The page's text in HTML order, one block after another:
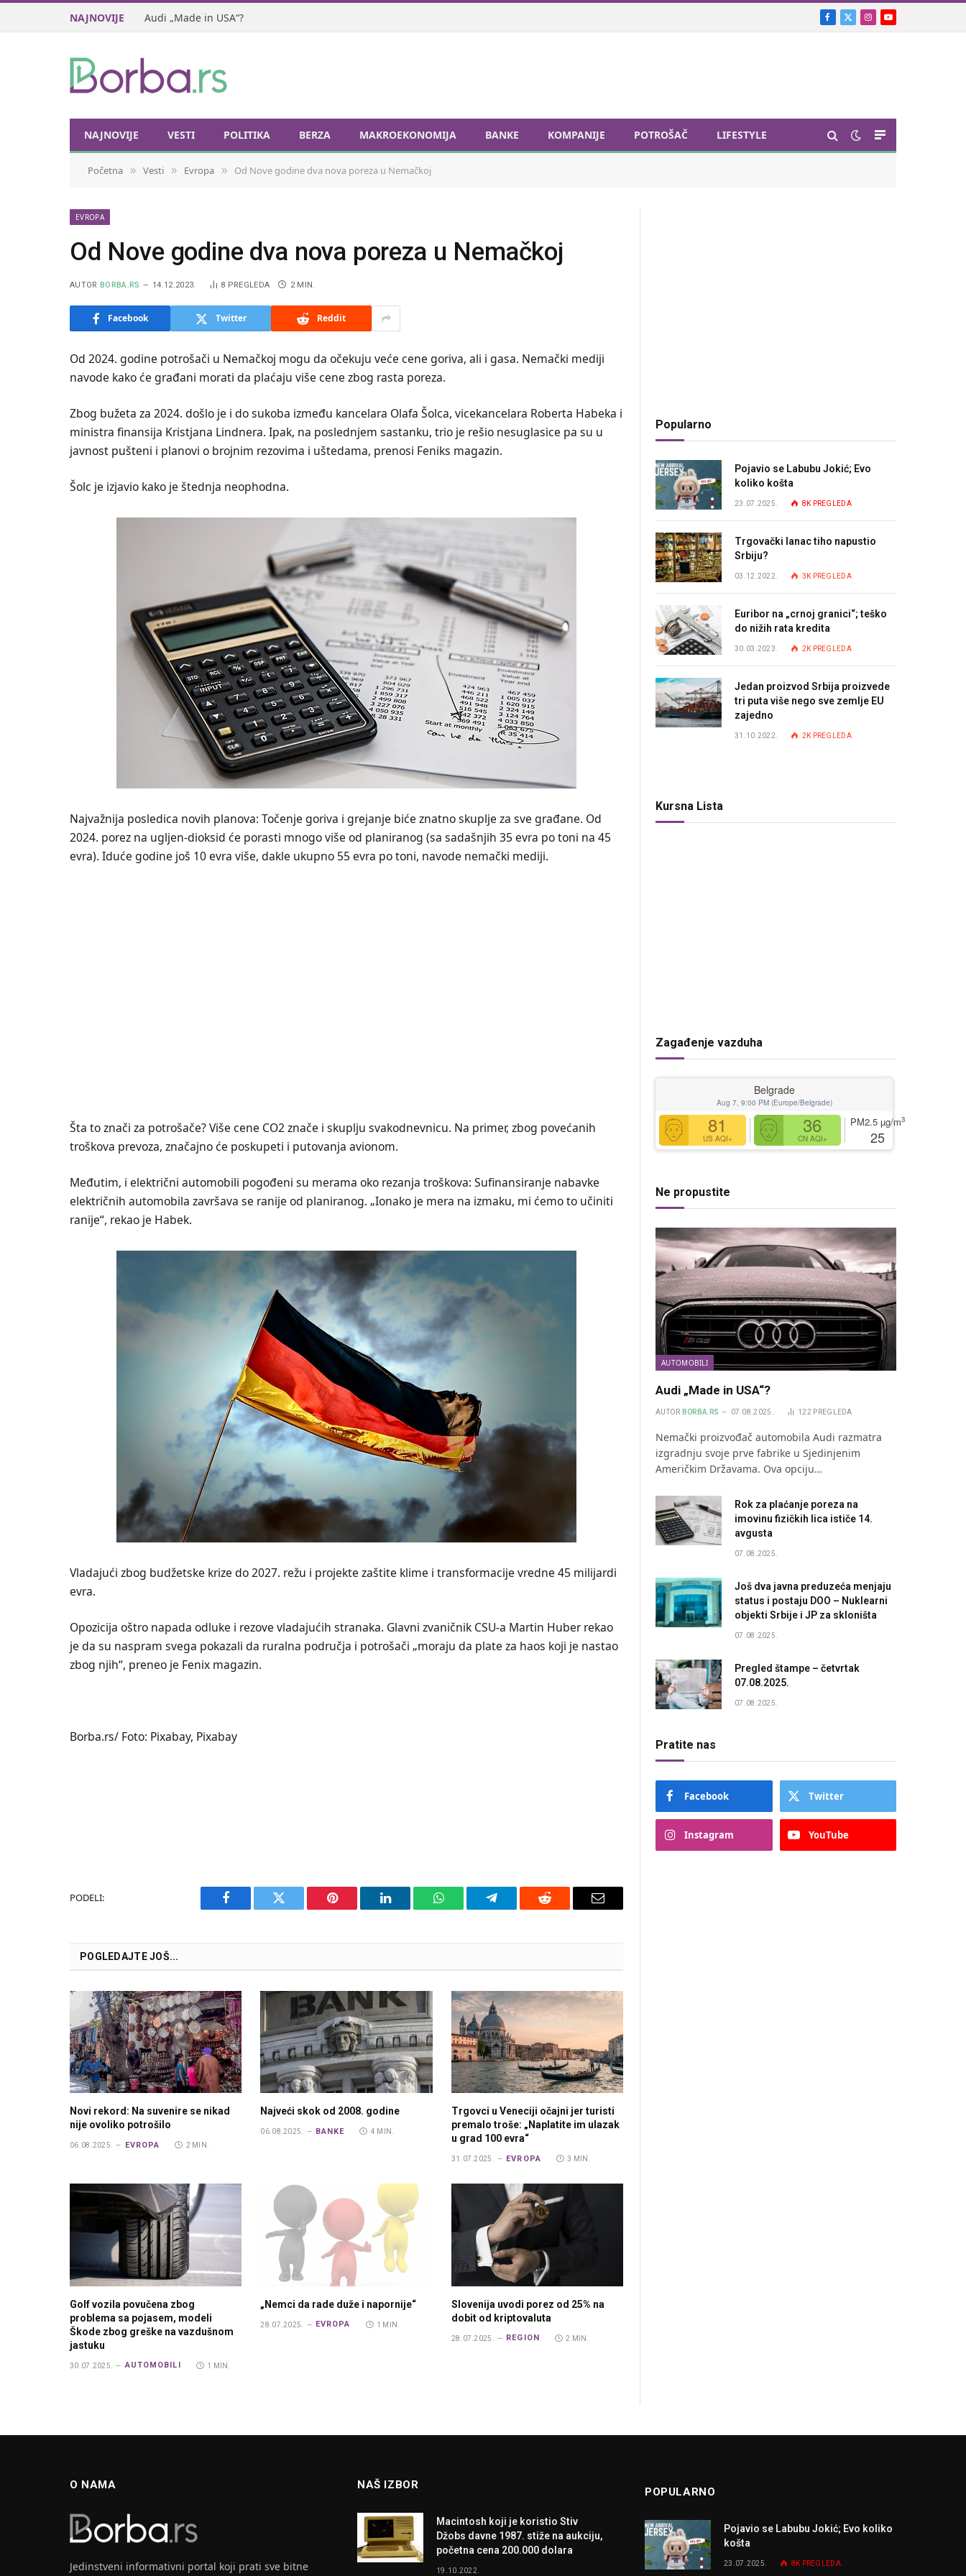
NAJNOVIJE Audi „Made in USA“? Facebook
X
Instagram
YouTube
NAJNOVIJE VESTI POLITIKA BERZA MAKROEKONOMIJA BANKE KOMPANIJE POTROŠAČ LIFESTYLE
Početna » Vesti » Evropa » Od Nove godine dva nova poreza u Nemačkoj
EVROPA
Od Nove godine dva nova poreza u Nemačkoj
AUTOR BORBA.RS 14.12.2023. 8 PREGLEDA 2 MIN.
Facebook Twitter Reddit
Od 2024. godine potrošači u Nemačkoj mogu da očekuju veće cene goriva, ali i gasa. Nemački mediji
navode kako će građani morati da plaćaju više cene zbog rasta poreza.
Zbog bužeta za 2024. došlo je i do sukoba između kancelara Olafa Šolca, vicekancelara Roberta Habeka i
ministra finansija Kristjana Lindnera. Ipak, na poslednjem sastanku, trio je rešio nesuglasice pa su u
javnost pušteni i planovi o brojnim rezovima i uštedama, prenosi Feniks magazin.
Šolc je izjavio kako je štednja neophodna.
Najvažnija posledica novih planova: Točenje goriva i grejanje biće znatno skuplje za sve građane. Od
2024. porez na ugljen-dioksid će porasti mnogo više od planiranog (sa sadašnjih 35 evra po toni na 45
evra). Iduće godine još 10 evra više, dakle ukupno 55 evra po toni, navode nemački mediji.
Šta to znači za potrošače? Više cene CO2 znače i skuplju svakodnevnicu. Na primer, zbog povećanih
troškova prevoza, značajno će poskupeti i putovanja avionom.
Međutim, i električni automobili pogođeni su merama oko rezanja troškova: Sufinansiranje nabavke
električnih automobila završava se ranije od planiranog. „Ionako je mera na izmaku, mi ćemo to učiniti
ranije“, rekao je Habek.
Vladajući zbog budžetske krize do 2027. režu i projekte zaštite klime i transformacije vredne 45 milijardi
evra.
Opozicija oštro napada odluke i rezove vladajućih stranaka. Glavni zvaničnik CSU-a Martin Huber rekao
je da su naspram svega pokazali da ruralna područja i potrošači „moraju da plate za haos koji je nastao
zbog njih“, preneo je Fenix magazin.
Borba.rs/ Foto: Pixabay, Pixabay
PODELI:
Facebook Twitter Pinterest LinkedIn WhatsAppTelegram Reddit Email
POGLEDAJTE JOŠ...
Novi rekord: Na suvenire se nikad
nije ovoliko potrošilo
06.08.2025. EVROPA 2 MIN.
Najveći skok od 2008. godine
06.08.2025. BANKE 4 MIN.
Trgovci u Veneciji očajni jer turisti
premalo troše: „Naplatite im ulazak
u grad 100 evra“
31.07.2025. EVROPA 3 MIN.
Golf vozila povučena zbog
problema sa pojasem, modeli
Škode zbog greške na vazdušnom
jastuku
30.07.2025. AUTOMOBILI 1 MIN.
„Nemci da rade duže i napornije“
28.07.2025. EVROPA 1 MIN.
Slovenija uvodi porez od 25% na
dobit od kriptovaluta
28.07.2025. REGION 2 MIN.
Popularno
Pojavio se Labubu Jokić; Evo
koliko košta
23.07.2025. 8K PREGLEDA
Trgovački lanac tiho napustio
Srbiju?
03.12.2022. 3K PREGLEDA
Euribor na „crnoj granici“; teško
do nižih rata kredita
30.03.2023. 2K PREGLEDA
Jedan proizvod Srbija proizvede
tri puta više nego sve zemlje EU
zajedno
31.10.2022. 2K PREGLEDA
Kursna Lista
Zagađenje vazduha
Belgrade
Aug 7, 9:00 PM (Europe/Belgrade)
81
US AQI+
36
CN AQI+
PM2.5 µg/m3
25
Ne propustite
AUTOMOBILI
Audi „Made in USA“?
AUTOR BORBA.RS 07.08.2025. 122 PREGLEDA
Nemački proizvođač automobila Audi razmatra
izgradnju svoje prve fabrike u Sjedinjenim
Američkim Državama. Ova opciju…
Rok za plaćanje poreza na
imovinu fizičkih lica ističe 14.
avgusta
07.08.2025.
Još dva javna preduzeća menjaju
status i postaju DOO – Nuklearni
objekti Srbije i JP za skloništa
07.08.2025.
Pregled štampe – četvrtak
07.08.2025.
07.08.2025.
Pratite nas
Facebook Twitter
Instagram YouTube
O NAMA
Jedinstveni informativni portal koji prati sve bitne
NAŠ IZBOR
Macintosh koji je koristio Stiv
Džobs davne 1987. stiže na aukciju,
početna cena 200.000 dolara
19.10.2022.
POPULARNO
Pojavio se Labubu Jokić; Evo koliko
košta
23.07.2025. 8K PREGLEDA